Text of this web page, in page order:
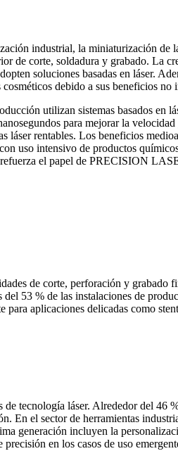
industrial, la miniaturización de
de corte, soldadura y grabado. La
soluciones basadas en láser.
debido a sus beneficios no
utilizan sistemas basados ​​en
para mejorar la
rentables. Los beneficios
uso intensivo de productos
refuerza el papel de PRECISION
de corte, perforación y grabado
53 % de las instalaciones de
aplicaciones delicadas como
tecnología láser. Alrededor del 46
En el sector de herramientas
generación incluyen la
en los casos de uso